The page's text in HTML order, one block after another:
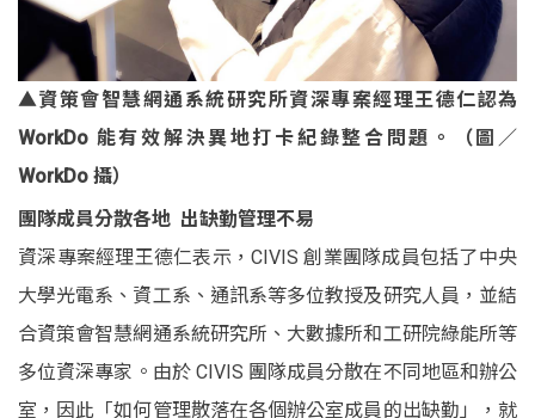
▲資策會智慧網通系統研究所資深專案經理王德仁認為
WorkDo 能有效解決異地打卡紀錄整合問題。（圖／
WorkDo 攝）
團隊成員分散各地 出缺勤管理不易
資深專案經理王德仁表示，CIVIS創業團隊成員包括了中央
大學光電系、資工系、通訊系等多位教授及研究人員，並結
合資策會智慧網通系統研究所、大數據所和工研院綠能所等
多位資深專家。 由於 CIVIS 團隊成員分散在不同地區和辦公
室，因此「如何管理散落在各個辦公室成員的出缺勤」，就